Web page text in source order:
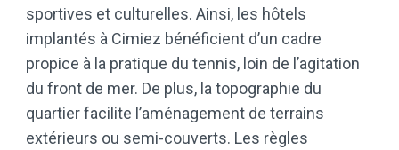
sportives et culturelles. Ainsi, les hôtels
implantés à Cimiez bénéficient d’un cadre
propice à la pratique du tennis, loin de l’agitation
du front de mer. De plus, la topographie du
quartier facilite l’aménagement de terrains
extérieurs ou semi-couverts. Les règles